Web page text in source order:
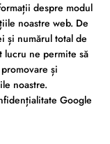
despre modul
noastre web. De
și numărul total de
lucru ne permite să
și
noastre.
Google